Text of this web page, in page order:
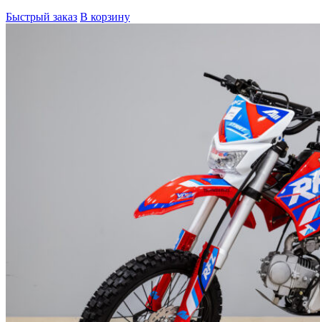
Быстрый заказ В корзину